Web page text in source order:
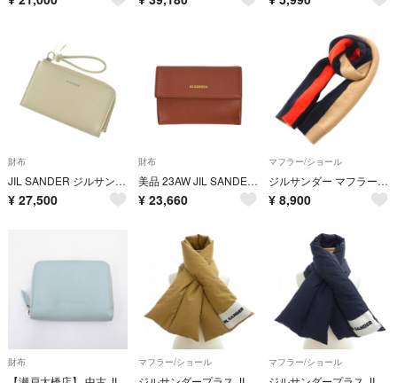
財布
JIL SANDER ジルサンダー 財布・コインケース 白 【古着】【中古】【送料無料】
¥ 27,500
財布
美品 23AW JIL SANDER ジルサンダー 三つ折り ベビーウォレット 財布 J07UI0009 ピンク メンズ レディース 古着 中古 USED
¥ 23,660
マフラー/ショール
ジルサンダー マフラー ボーダー柄 筒状 カシミヤ 紺 ネイビー オレンジ
¥ 8,900
財布 マフラー/ショール マフラー/ショール